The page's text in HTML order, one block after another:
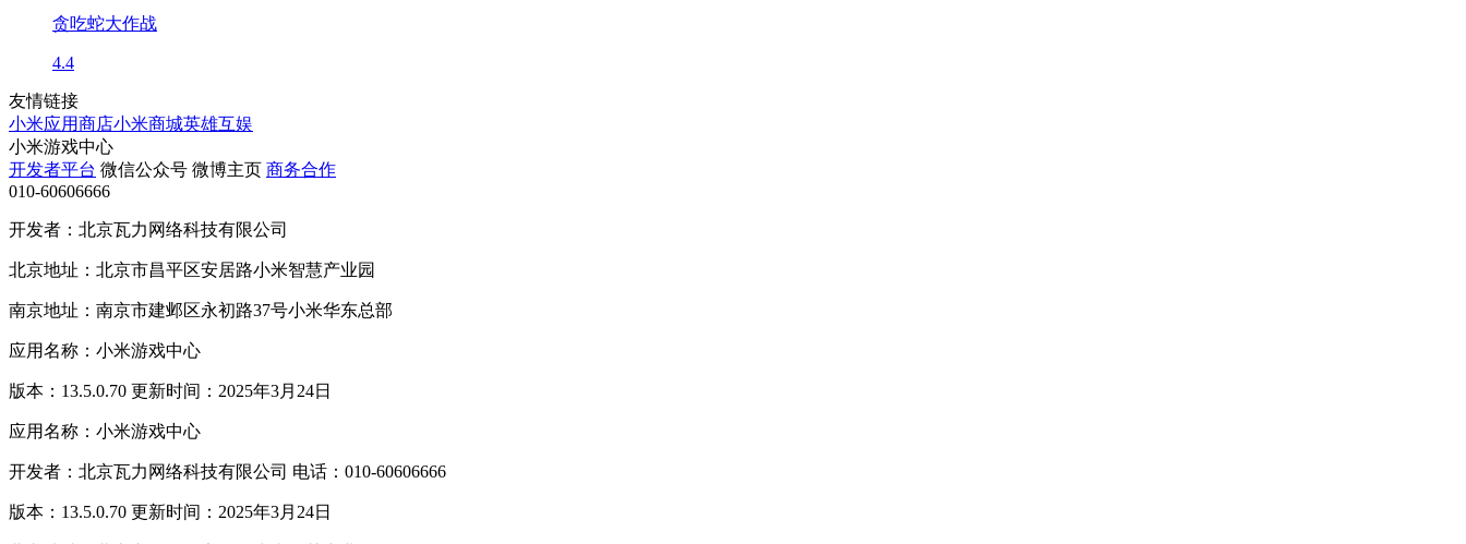
贪吃蛇大作战
4.4
友情链接
小米应用商店小米商城英雄互娱
小米游戏中心
开发者平台 微信公众号 微博主页 商务合作
010-60606666
开发者：北京瓦力网络科技有限公司
北京地址：北京市昌平区安居路小米智慧产业园
南京地址：南京市建邺区永初路37号小米华东总部
应用名称：小米游戏中心
版本：13.5.0.70 更新时间：2025年3月24日
应用名称：小米游戏中心
开发者：北京瓦力网络科技有限公司 电话：010-60606666
版本：13.5.0.70 更新时间：2025年3月24日